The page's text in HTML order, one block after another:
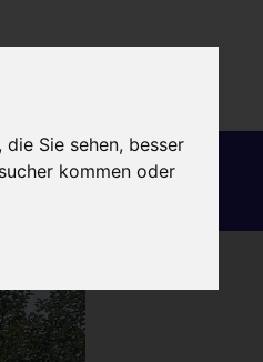
Sie sehen, besser
kommen oder